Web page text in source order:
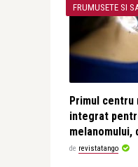
FRUMUSETE SI
Primul centru
integrat
melanomului,
de revistatango